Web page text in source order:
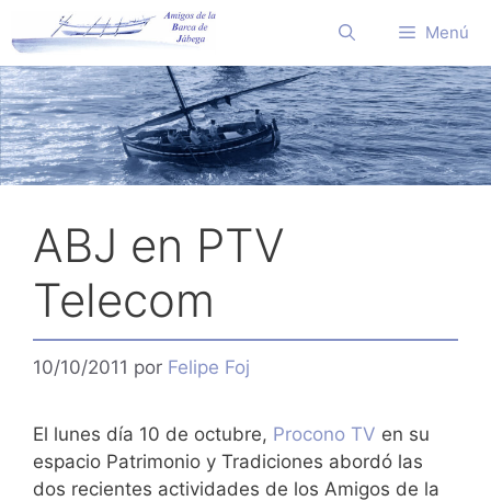
al
contenido
Menú
ABJ en PTV
Telecom
10/10/2011 por Felipe Foj
El lunes día 10 de octubre, Procono TV en su
espacio Patrimonio y Tradiciones abordó las
dos recientes actividades de los Amigos de la